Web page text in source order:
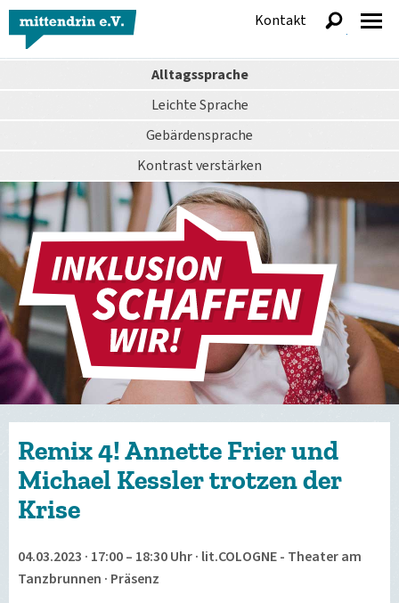
Alltagssprache
Leichte Sprache
Gebärdensprache
Kontrastverstärken
Kontakt
anzeigen
Remix 4! Annette Frier und
Michael Kessler trotzen der
Krise
04.03.2023 · 17:00 – 18:30 Uhr · lit.COLOGNE - Theater am
Tanzbrunnen · Präsenz